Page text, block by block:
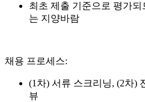
최초 제출 기준으로 평가되
는 지양바람
채용 프로세스:
(1 차) 서류 스크리닝, (2차)
뷰